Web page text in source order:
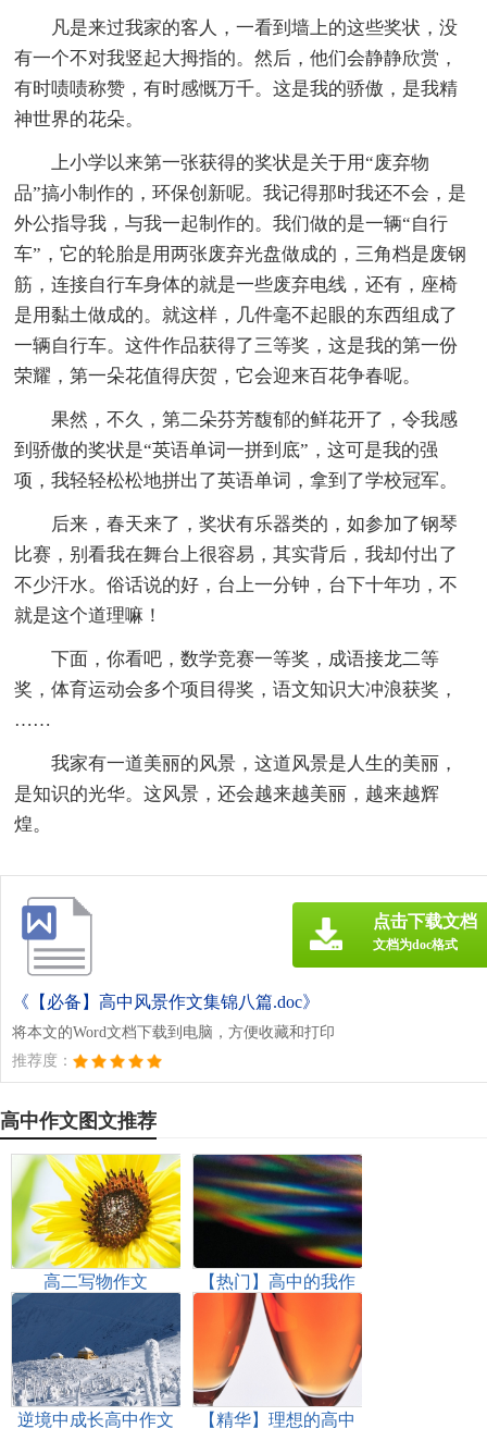
凡是来过我家的客人，一看到墙上的这些奖状，没
有一个不对我竖起大拇指的。然后，他们会静静欣赏，
有时啧啧称赞，有时感慨万千。这是我的骄傲，是我精
神世界的花朵。
上小学以来第一张获得的奖状是关于用“废弃物
品”搞小制作的，环保创新呢。我记得那时我还不会，是
外公指导我，与我一起制作的。我们做的是一辆“自行
车”，它的轮胎是用两张废弃光盘做成的，三角档是废钢
筋，连接自行车身体的就是一些废弃电线，还有，座椅
是用黏土做成的。就这样，几件毫不起眼的东西组成了
一辆自行车。这件作品获得了三等奖，这是我的第一份
荣耀，第一朵花值得庆贺，它会迎来百花争春呢。
果然，不久，第二朵芬芳馥郁的鲜花开了，令我感
到骄傲的奖状是“英语单词一拼到底”，这可是我的强
项，我轻轻松松地拼出了英语单词，拿到了学校冠军。
后来，春天来了，奖状有乐器类的，如参加了钢琴
比赛，别看我在舞台上很容易，其实背后，我却付出了
不少汗水。俗话说的好，台上一分钟，台下十年功，不
就是这个道理嘛！
下面，你看吧，数学竞赛一等奖，成语接龙二等
奖，体育运动会多个项目得奖，语文知识大冲浪获奖，
……
我家有一道美丽的风景，这道风景是人生的美丽，
是知识的光华。这风景，还会越来越美丽，越来越辉
煌。
《【必备】高中风景作文集锦八篇.doc》
将本文的Word文档下载到电脑，方便收藏和打印
推荐度：
点击下载文档
文档为doc格式
高中作文图文推荐
高二写物作文
【热门】高中的我作
文4篇
逆境中成长高中作文
【精华】理想的高中